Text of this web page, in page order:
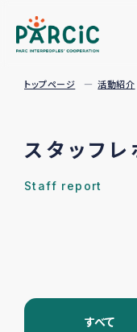
トップページ 活動紹介
スタッフ
Staff report
すべて